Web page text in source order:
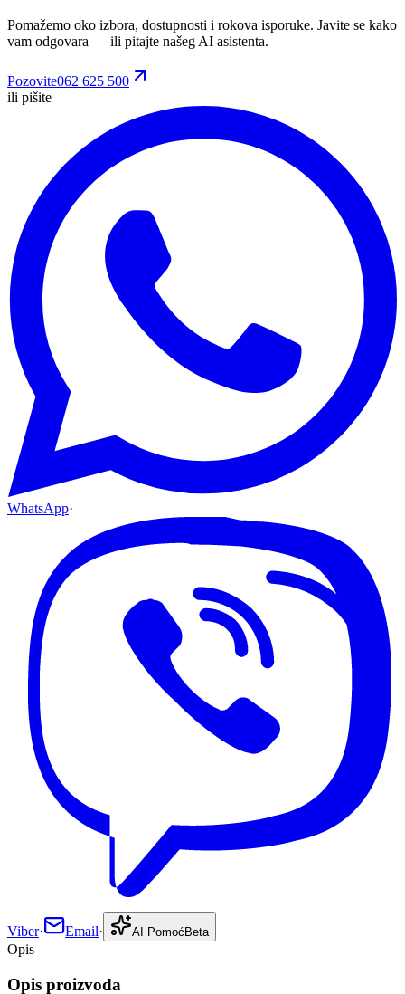
Pomažemo oko izbora, dostupnosti i rokova isporuke. Javite se kako
vam odgovara — ili pitajte našeg AI asistenta.
Pozovite062 625 500
ili pišite
WhatsApp·
Viber· Email· AI Pomoć Beta
Opis
Opis proizvoda